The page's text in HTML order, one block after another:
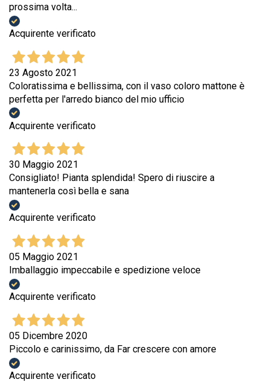
prossima volta...
Acquirente verificato
23 Agosto 2021
Coloratissima e bellissima, con il vaso coloro mattone è
perfetta per l'arredo bianco del mio ufficio
Acquirente verificato
30 Maggio 2021
Consigliato! Pianta splendida! Spero di riuscire a
mantenerla così bella e sana
Acquirente verificato
05 Maggio 2021
Imballaggio impeccabile e spedizione veloce
Acquirente verificato
05 Dicembre 2020
Piccolo e carinissimo, da Far crescere con amore
Acquirente verificato